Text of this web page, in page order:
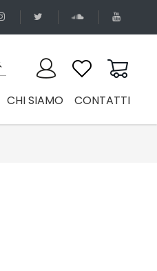
CHI SIAMO CONTATTI